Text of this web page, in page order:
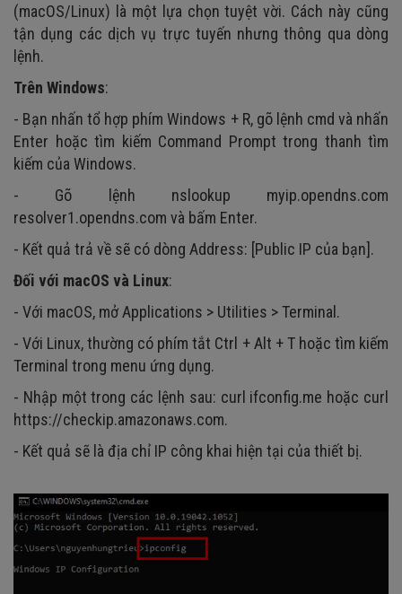
(macOS/Linux) là một lựa chọn tuyệt vời. Cách này cũng
tận dụng các dịch vụ trực tuyến nhưng thông qua dòng
lệnh.
Trên Windows:
- Bạn nhấn tổ hợp phím Windows + R, gõ lệnh cmd và nhấn
Enter hoặc tìm kiếm Command Prompt trong thanh tìm
kiếm của Windows.
- Gõ lệnh nslookup myip.opendns.com
resolver1.opendns.com và bấm Enter.
- Kết quả trả về sẽ có dòng Address: [Public IP của bạn].
Đối với macOS và Linux:
- Với macOS, mở Applications > Utilities > Terminal.
- Với Linux, thường có phím tắt Ctrl + Alt + T hoặc tìm kiếm
Terminal trong menu ứng dụng.
- Nhập một trong các lệnh sau: curl ifconfig.me hoặc curl
https://checkip.amazonaws.com.
- Kết quả sẽ là địa chỉ IP công khai hiện tại của thiết bị.